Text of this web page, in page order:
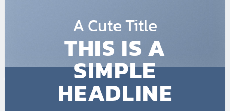
A Cute Title
THIS IS A
SIMPLE
HEADLINE